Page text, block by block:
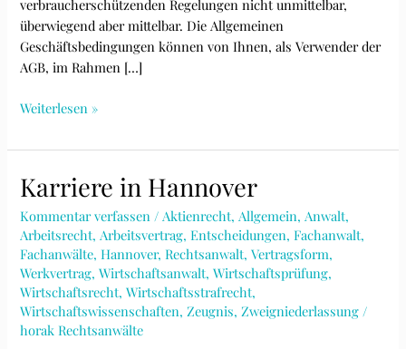
verbraucherschützenden Regelungen nicht unmittelbar,
überwiegend aber mittelbar. Die Allgemeinen
Geschäftsbedingungen können von Ihnen, als Verwender der
AGB, im Rahmen […]
AGB-
kurz
Weiterlesen »
Karriere in Hannover
Kommentar verfassen /Aktienrecht,Allgemein,Anwalt,
Arbeitsrecht,Arbeitsvertrag,Entscheidungen,Fachanwalt,
Fachanwälte,Hannover,Rechtsanwalt,Vertragsform,
Werkvertrag,Wirtschaftsanwalt,Wirtschaftsprüfung,
Wirtschaftsrecht,Wirtschaftsstrafrecht,
Wirtschaftswissenschaften,Zeugnis,Zweigniederlassung /
horak Rechtsanwälte